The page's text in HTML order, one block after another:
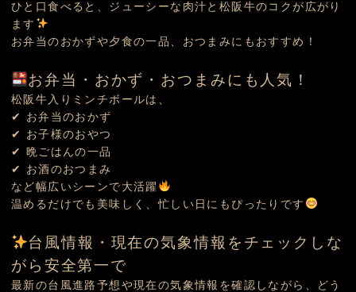
ひと口食べると、ジューシーな肉汁と松阪牛のコクが広がり
ます
お弁当のおかずや夕食の一品、おつまみにもおすすめ！
お弁当・おかず・おつまみにも人気！
松阪牛入りミンチボールは、
✔ お弁当のおかず
✔ お子様のおやつ
✔ 晩ごはんの一品
✔ お酒のおつまみ
など幅広いシーンで大活躍
温めるだけでも美味しく、忙しい日にもぴったりです
台風情報・現在の気象情報をチェックしな
がら安全第一で
最新の台風進路予想や現在の気象情報を確認しながら、どう